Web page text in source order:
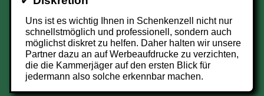
Uns ist es wichtig Ihnen in Schenkenzell nicht nur
schnellstmöglich und professionell, sondern auch
möglichst diskret zu helfen. Daher halten wir unsere
Partner dazu an auf Werbeaufdrucke zu verzichten,
die die Kammerjäger auf den ersten Blick für
jedermann also solche erkennbar machen.